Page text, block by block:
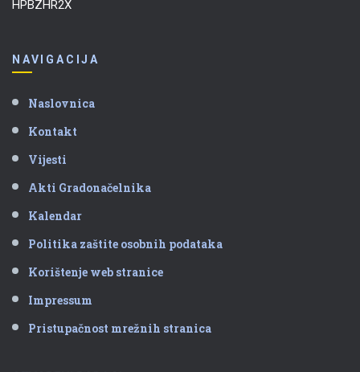
HPBZHR2X
NAVIGACIJA
Naslovnica
Kontakt
Vijesti
Akti Gradonačelnika
Kalendar
Politika zaštite osobnih podataka
Korištenje web stranice
Impressum
Pristupačnost mrežnih stranica